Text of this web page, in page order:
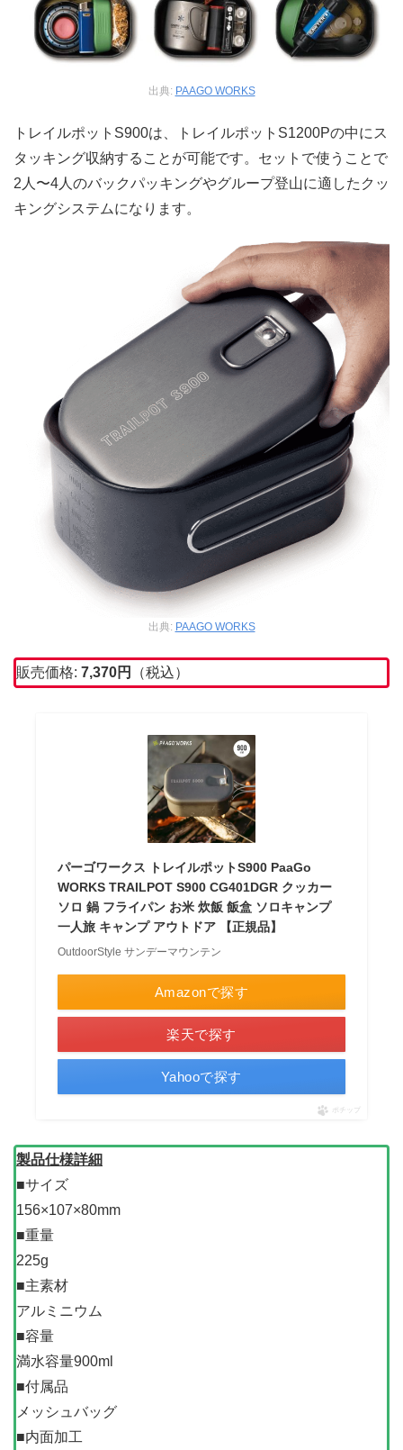
出典: PAAGO WORKS
トレイルポットS900は、トレイルポットS1200Pの中にス
タッキング収納することが可能です。セットで使うことで
2人〜4人のバックパッキングやグループ登山に適したクッ
キングシステムになります。
出典: PAAGO WORKS
販売価格: 7,370円 （税込）
パーゴワークス トレイルポットS900 PaaGo
WORKS TRAILPOT S900 CG401DGR クッカー
ソロ 鍋 フライパン お米 炊飯 飯盒 ソロキャンプ
一人旅 キャンプ アウトドア 【正規品】
OutdoorStyle サンデーマウンテン
Amazonで探す
楽天で探す
Yahooで探す
ポチップ
製品仕様詳細
■サイズ
156×107×80mm
■重量
225g
■主素材
アルミニウム
■容量
満水容量900ml
■付属品
メッシュバッグ
■内面加工